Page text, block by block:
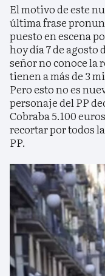
El motivo de este
última frase
puesto en escena
hoy día 7 de agosto
señor no conoce la
tienen a más de 3
Pero esto no es
personaje del PP
Cobraba 5.100
recortar por todos
PP.